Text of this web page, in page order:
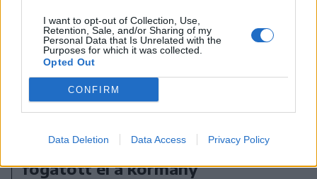
I want to opt-out of Collection, Use,
Retention, Sale, and/or Sharing of my
Personal Data that Is Unrelated with the
Purposes for which it was collected.
Opted Out
CONFIRM
Data Deletion Data Access Privacy Policy
2026. augusztus 06., csütörtök
Villamosenergia-válság
enyhítéséről szóló intézkedéseket
fogatott el a kormány